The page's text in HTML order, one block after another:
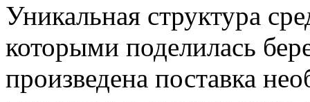
Уникальная структура
которыми поделилась
произведена поставка